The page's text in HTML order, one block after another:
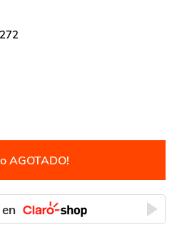
AGOTADO!